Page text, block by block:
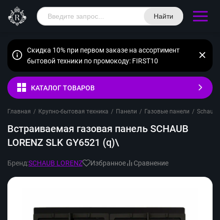
Найти
Скидка 10% при первом заказе на ассортимент
бытовой техники по промокоду: FIRST10
КАТАЛОГ ТОВАРОВ
Главная / Крупно-бытовая техника / Панели / Газовые панели / Schaub
Встраиваемая газовая панель SCHAUB
LORENZ SLK GY6521 (q)\
Бренд:SCHAUB LORENZ Избранное Сравнение